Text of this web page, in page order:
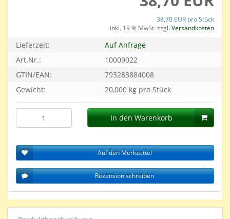
38,70 EUR pro Stück
inkl. 19 % MwSt. zzgl. Versandkosten
Lieferzeit:
Auf Anfrage
Art.Nr.:
10009022
GTIN/EAN:
793283884008
Gewicht:
20,000 kg pro Stück
In den Warenkorb
Auf den Merkzettel
Rezension schreiben